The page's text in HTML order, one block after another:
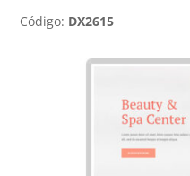
Código: DX2615